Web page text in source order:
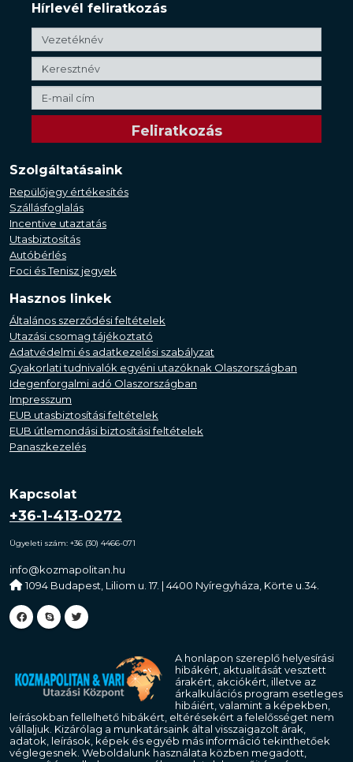
Hírlevél feliratkozás
Szolgáltatásaink
Repülőjegy értékesítés
Szállásfoglalás
Incentive utaztatás
Utasbiztosítás
Autóbérlés
Foci és Tenisz jegyek
Hasznos linkek
Általános szerződési feltételek
Utazási csomag tájékoztató
Adatvédelmi és adatkezelési szabályzat
Gyakorlati tudnivalók egyéni utazóknak Olaszországban
Idegenforgalmi adó Olaszországban
Impresszum
EUB utasbiztosítási feltételek
EUB útlemondási biztosítási feltételek
Panaszkezelés
Kapcsolat
+36-1-413-0272
Ügyeleti szám: +36 (30) 4466-071
info@kozmapolitan.hu
1094 Budapest, Liliom u. 17. | 4400 Nyíregyháza, Körte u.34.
A honlapon szereplő helyesírási
hibákért, aktualitását vesztett
árakért, akciókért, illetve az
árkalkulációs program esetleges
hibáiért, valamint a képekben,
leírásokban fellelhető hibákért, eltérésekért a felelősséget nem
vállaljuk. Kizárólag a munkatársaink által visszaigazolt árak,
adatok, leírások, képek és egyéb más információ tekinthetőek
véglegesnek. Weboldalunk használata közben megadott,